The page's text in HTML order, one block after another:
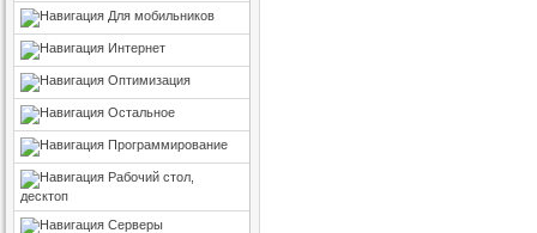
Для мобильников
Интернет
Оптимизация
Остальное
Программирование
Рабочий стол,
десктоп
Серверы